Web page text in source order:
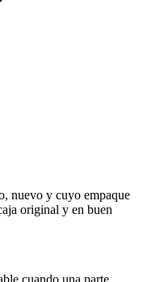
nuevo y cuyo empaque
original y en buen
cuando una parte